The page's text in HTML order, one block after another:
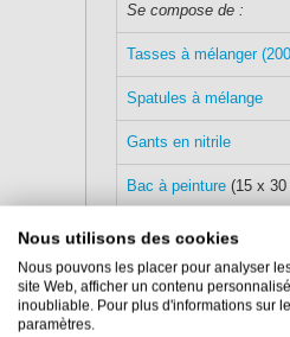
Se compose de :
Tasses à mélanger
Spatules à mélange
Gants en nitrile
Bac à peinture (15 x
Rouleau en velours
Support de rouleau(10
Brosses rondes
Nous utilisons des cookies
Nous pouvons les placer pour analyser
site Web, afficher un contenu
inoubliable. Pour plus d'informations sur
paramètres.